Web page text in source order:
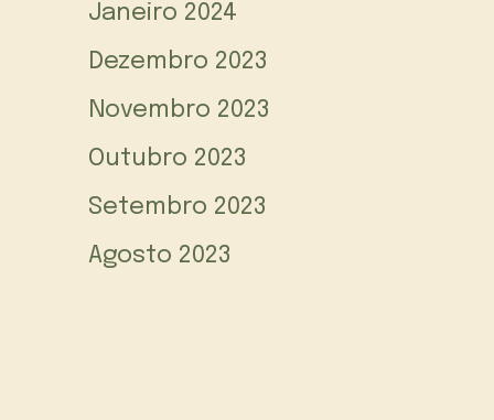
Janeiro 2024
Dezembro 2023
Novembro 2023
Outubro 2023
Setembro 2023
Agosto 2023